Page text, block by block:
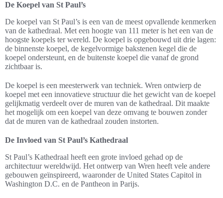
De Koepel van St Paul’s
De koepel van St Paul’s is een van de meest opvallende kenmerken
van de kathedraal. Met een hoogte van 111 meter is het een van de
hoogste koepels ter wereld. De koepel is opgebouwd uit drie lagen:
de binnenste koepel, de kegelvormige bakstenen kegel die de
koepel ondersteunt, en de buitenste koepel die vanaf de grond
zichtbaar is.
De koepel is een meesterwerk van techniek. Wren ontwierp de
koepel met een innovatieve structuur die het gewicht van de koepel
gelijkmatig verdeelt over de muren van de kathedraal. Dit maakte
het mogelijk om een koepel van deze omvang te bouwen zonder
dat de muren van de kathedraal zouden instorten.
De Invloed van St Paul’s Kathedraal
St Paul’s Kathedraal heeft een grote invloed gehad op de
architectuur wereldwijd. Het ontwerp van Wren heeft vele andere
gebouwen geïnspireerd, waaronder de United States Capitol in
Washington D.C. en de Pantheon in Parijs.